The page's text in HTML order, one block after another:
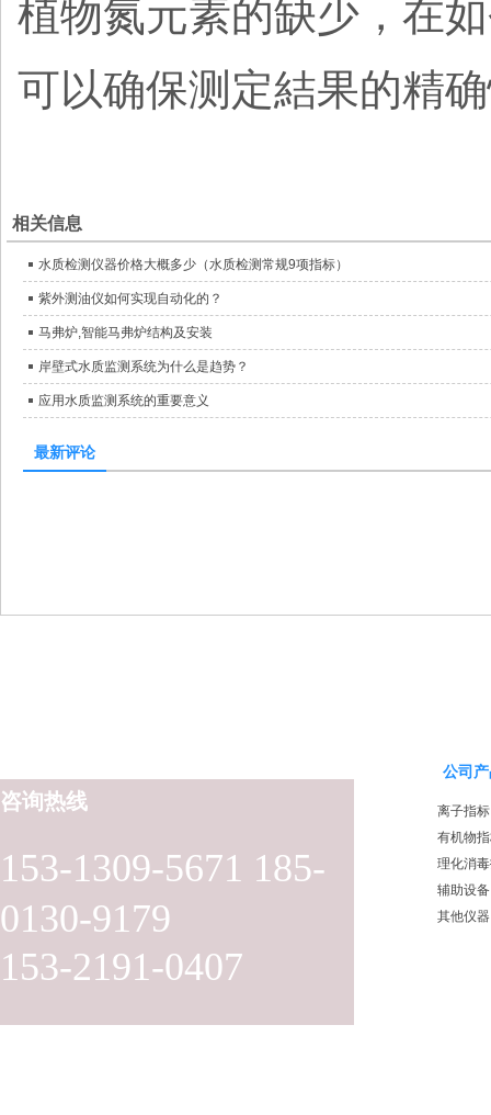
植物氮元素的缺少，在
可以确保测定結果的精
相关信息
水质检测仪器价格大概多少（水质检测常规9项指标）
紫外测油仪如何实现自动化的？
马弗炉,智能马弗炉结构及安装
岸壁式水质监测系统为什么是趋势？
应用水质监测系统的重要意义
最新评论
153-1309-5671 185-
0130-9179
153-2191-0407
咨询热线
公司
离子指标
有机物
理化消
辅助设备
其他仪器